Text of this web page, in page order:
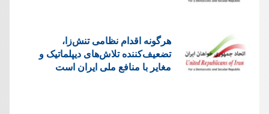
هرگونه اقدام نظامی تنش‌زا،
تضعیف‌کننده تلاش‌های دیپلماتیک و
مغایر با منافع ملی ایران است